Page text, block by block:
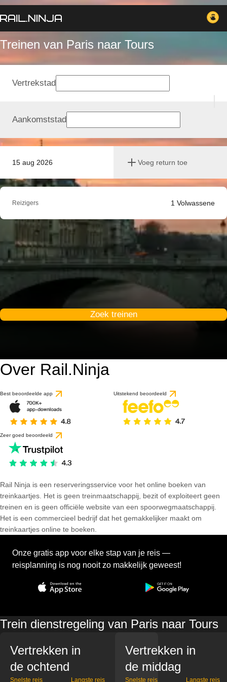
Treinen van Paris naar Tours
15 aug 2026 Voeg return toe
Vertrekstad
Aankomststad
Reizigers 1 Volwassene
Zoek treinen
Over Rail.Ninja
Best beoordeelde app Uitstekend beoordeeld
Zeer goed beoordeeld
Rail Ninja is een reserveringsservice voor het online boeken van
treinkaartjes. Het is geen treinmaatschappij, bezit of exploiteert geen
treinen en is geen officiële website van een spoorwegmaatschappij.
Het is een commercieel bedrijf dat het gemakkelijker maakt om
treinkaartjes online te boeken.
Onze gratis app voor elke stap van je reis —
reisplanning is nog nooit zo makkelijk geweest!
Trein dienstregeling van Paris naar Tours
Vertrekken in
de ochtend
Snelste reis Langste reis
Vertrekken in
de middag
Snelste reis Langste reis
gebaseerd op 1